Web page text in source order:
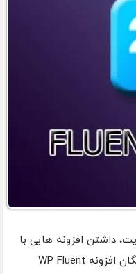
داشتن افزونه هایی با
کارایی و سرعت بالا می باشد. دانلود رایگان افزونه WP Fluent